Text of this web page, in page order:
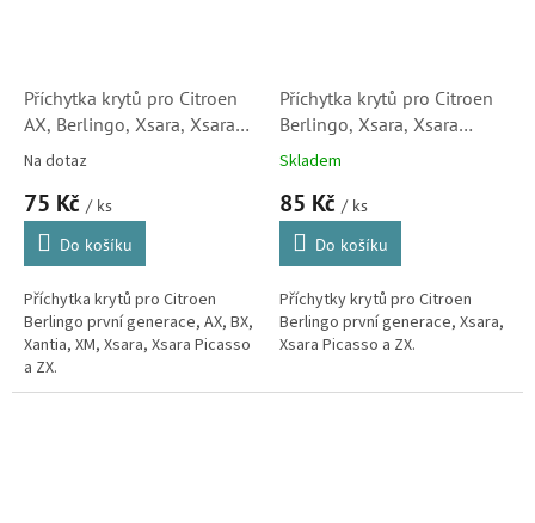
Příchytka krytů pro Citroen
AX, Berlingo, Xsara, Xsara
Picasso, BX, Xantia a ZX
Na dotaz
75 Kč / ks
Do košíku
Příchytka krytů pro Citroen
Berlingo první generace, AX, BX,
Xantia, XM, Xsara, Xsara Picasso
a ZX.
Příchytka krytů pro Citroen
Berlingo, Xsara, Xsara
Picasso a ZX (5ks, 699081,
Skladem
85 Kč / ks
Do košíku
Příchytky krytů pro Citroen
Berlingo první generace, Xsara,
Xsara Picasso a ZX.